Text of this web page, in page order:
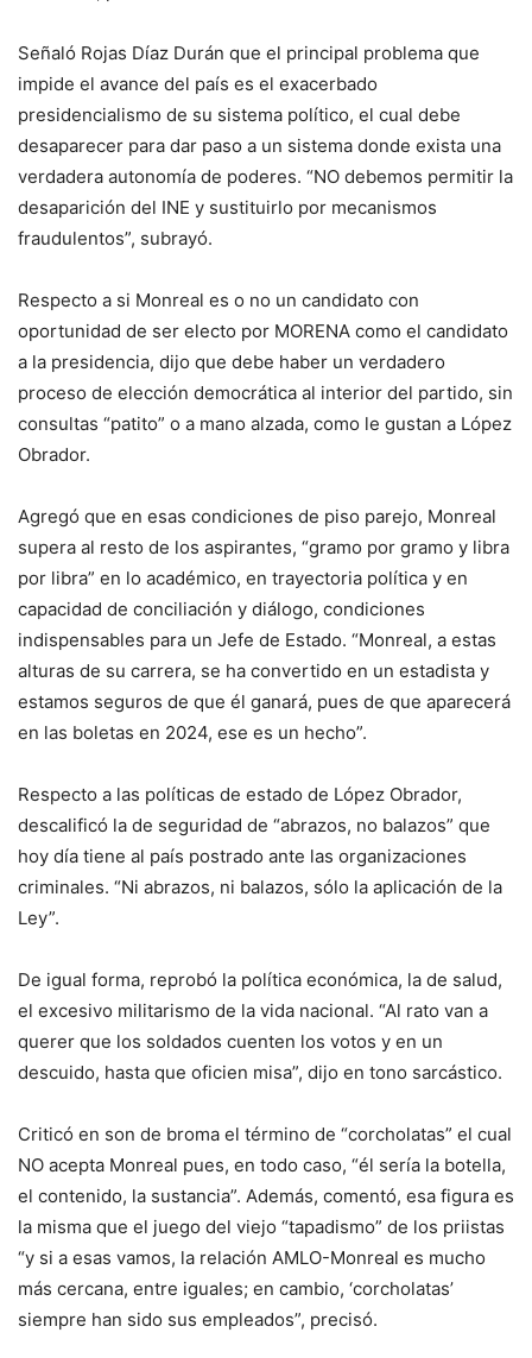
Señaló Rojas Díaz Durán que el principal problema que
impide el avance del país es el exacerbado
presidencialismo de su sistema político, el cual debe
desaparecer para dar paso a un sistema donde exista una
verdadera autonomía de poderes. “NO debemos permitir la
desaparición del INE y sustituirlo por mecanismos
fraudulentos”, subrayó.
Respecto a si Monreal es o no un candidato con
oportunidad de ser electo por MORENA como el candidato
a la presidencia, dijo que debe haber un verdadero
proceso de elección democrática al interior del partido, sin
consultas “patito” o a mano alzada, como le gustan a López
Obrador.
Agregó que en esas condiciones de piso parejo, Monreal
supera al resto de los aspirantes, “gramo por gramo y libra
por libra” en lo académico, en trayectoria política y en
capacidad de conciliación y diálogo, condiciones
indispensables para un Jefe de Estado. “Monreal, a estas
alturas de su carrera, se ha convertido en un estadista y
estamos seguros de que él ganará, pues de que aparecerá
en las boletas en 2024, ese es un hecho”.
Respecto a las políticas de estado de López Obrador,
descalificó la de seguridad de “abrazos, no balazos” que
hoy día tiene al país postrado ante las organizaciones
criminales. “Ni abrazos, ni balazos, sólo la aplicación de la
Ley”.
De igual forma, reprobó la política económica, la de salud,
el excesivo militarismo de la vida nacional. “Al rato van a
querer que los soldados cuenten los votos y en un
descuido, hasta que oficien misa”, dijo en tono sarcástico.
Criticó en son de broma el término de “corcholatas” el cual
NO acepta Monreal pues, en todo caso, “él sería la botella,
el contenido, la sustancia”. Además, comentó, esa figura es
la misma que el juego del viejo “tapadismo” de los priistas
“y si a esas vamos, la relación AMLO-Monreal es mucho
más cercana, entre iguales; en cambio, ‘corcholatas’
siempre han sido sus empleados”, precisó.